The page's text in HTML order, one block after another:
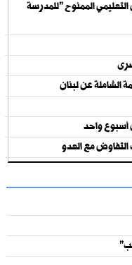
التعليمي الممنوح "للمدرسة
الشاملة عن لبنان
التفاوض مع العدو